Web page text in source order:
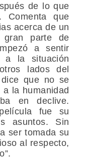
de lo que
Comenta que
acerca de un
parte de
a sentir
a la situación
lados del
que no se
la humanidad
en declive.
fue su
asuntos. Sin
ser tomada su
al respecto,